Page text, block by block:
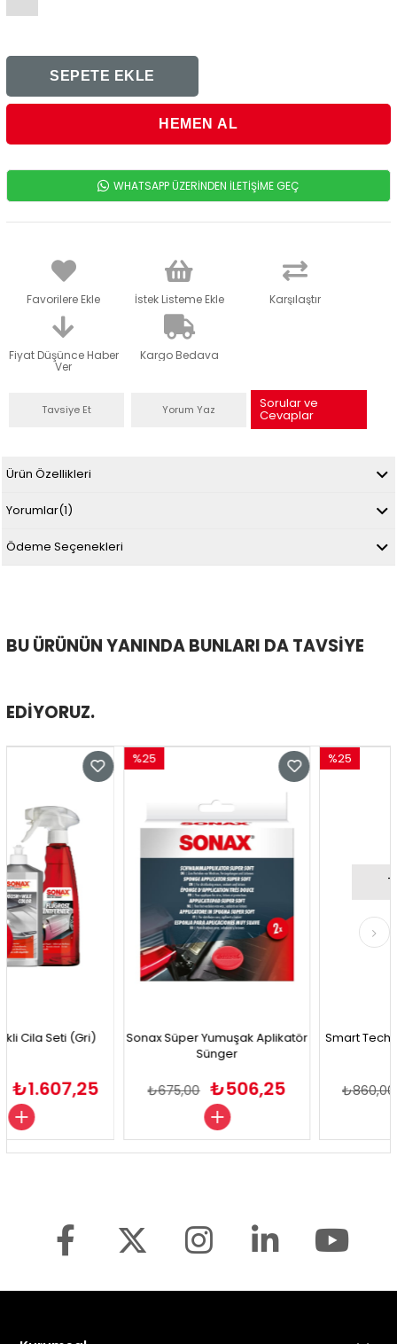
WHATSAPP ÜZERİNDEN İLETİŞİME GEÇ
Favorilere Ekle İstek Listeme Ekle Karşılaştır
Fiyat Düşünce Haber
Ver
Kargo Bedava
Tavsiye Et Yorum Yaz Sorular ve
Cevaplar
Ürün Özellikleri
Yorumlar(1)
Ödeme Seçenekleri
BU ÜRÜNÜN YANINDA BUNLARI DA TAVSIYE
EDIYORUZ.
Seti (Gri)
Sonax Süper Yumuşak Aplikatör
Sünger
₺506,25
₺675,00
%25
İndirim
Smart Tech
₺860,00
%25
İndirim